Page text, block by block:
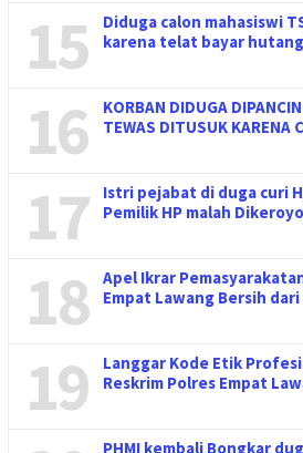
15
Diduga calon mahasiswi
karena telat bayar
16
KORBAN DIDUGA
TEWAS DITUSUK KARENA
17
Istri pejabat di duga curi
Pemilik HP malah
18
Apel Ikrar
Empat Lawang Bersih
19
Langgar Kode Etik
Reskrim Polres Empat
PHMI kembali Bongkar